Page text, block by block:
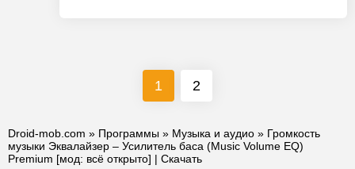
1 2
Droid-mob.com » Программы » Музыка и аудио » Громкость
музыки Эквалайзер – Усилитель баса (Music Volume EQ)
Premium [мод: всё открыто] | Скачать